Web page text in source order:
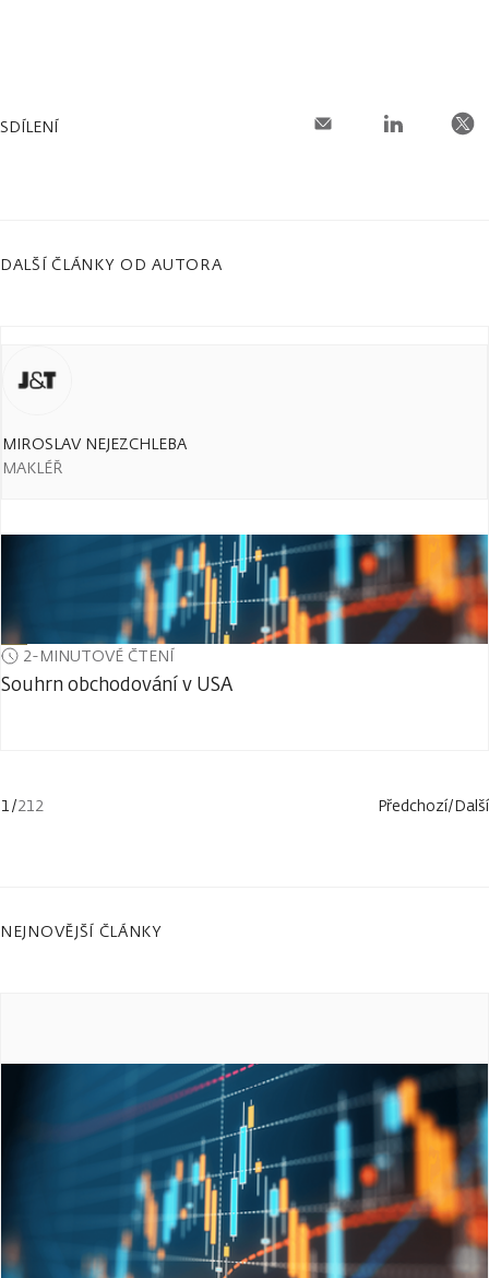
SDÍLENÍ
DALŠÍ ČLÁNKY OD AUTORA
MIROSLAV NEJEZCHLEBA
MAKLÉŘ
2-MINUTOVÉ ČTENÍ
Souhrn obchodování v USA
1/212 Předchozí/Další
NEJNOVĚJŠÍ ČLÁNKY